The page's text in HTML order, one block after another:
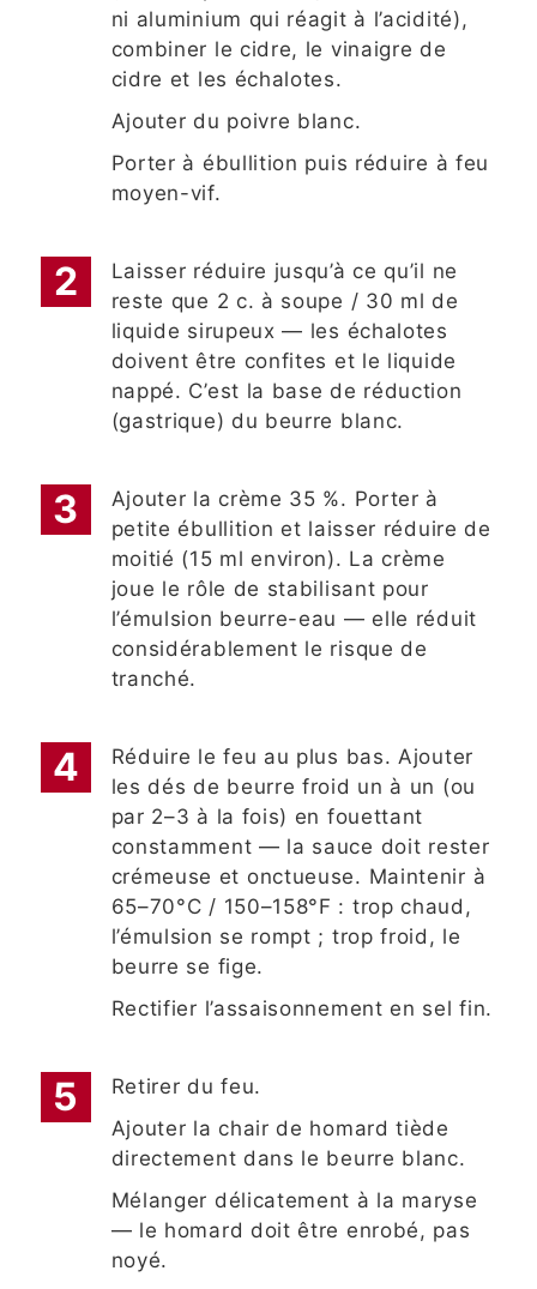
ni aluminium qui réagit à l’acidité),
combiner le cidre, le vinaigre de
cidre et les échalotes.
Ajouter du poivre blanc.
Porter à ébullition puis réduire à feu
moyen-vif.
Laisser réduire jusqu’à ce qu’il ne
reste que 2 c. à soupe / 30 ml de
liquide sirupeux — les échalotes
doivent être confites et le liquide
nappé. C’est la base de réduction
(gastrique) du beurre blanc.
Ajouter la crème 35 %. Porter à
petite ébullition et laisser réduire de
moitié (15 ml environ). La crème
joue le rôle de stabilisant pour
l’émulsion beurre-eau — elle réduit
considérablement le risque de
tranché.
Réduire le feu au plus bas. Ajouter
les dés de beurre froid un à un (ou
par 2–3 à la fois) en fouettant
constamment — la sauce doit rester
crémeuse et onctueuse. Maintenir à
65–70°C / 150–158°F : trop chaud,
l’émulsion se rompt ; trop froid, le
beurre se fige.
Rectifier l’assaisonnement en sel fin.
Retirer du feu.
Ajouter la chair de homard tiède
directement dans le beurre blanc.
Mélanger délicatement à la maryse
— le homard doit être enrobé, pas
noyé.